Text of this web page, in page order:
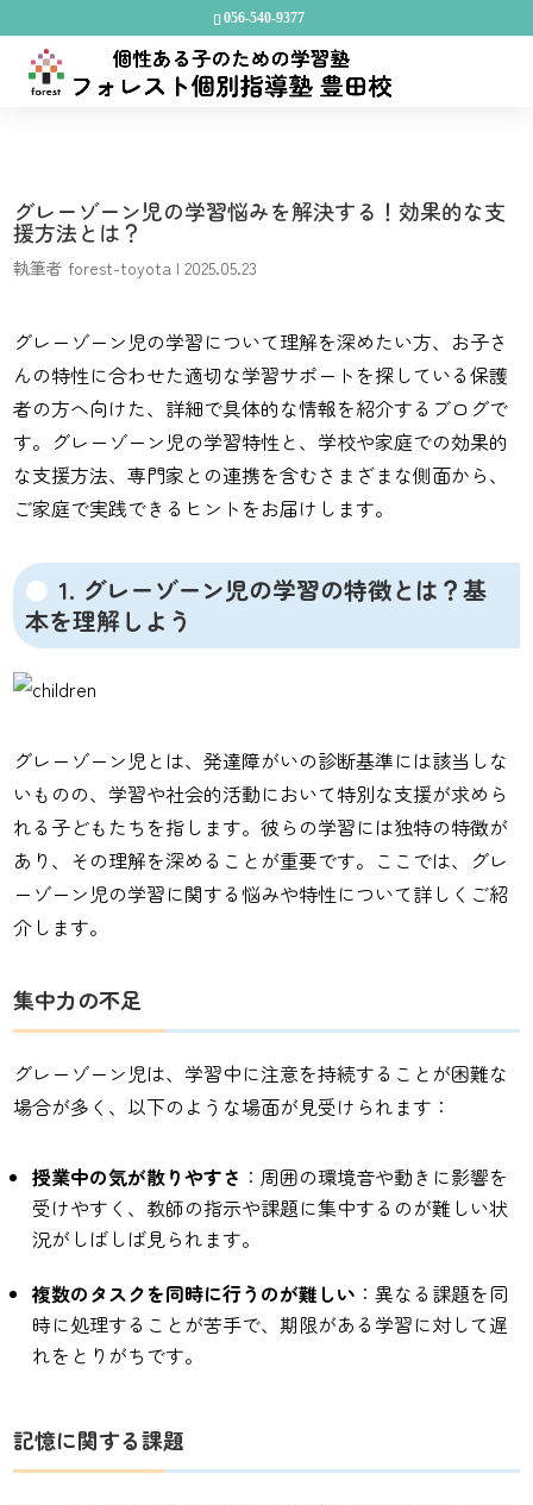
056-540-9377
グレーゾーン児の学習悩みを解決する！効果的な支
援方法とは？
執筆者forest-toyota |2025.05.23
グレーゾーン児の学習について理解を深めたい方、お子さ
んの特性に合わせた適切な学習サポートを探している保護
者の方へ向けた、詳細で具体的な情報を紹介するブログで
す。グレーゾーン児の学習特性と、学校や家庭での効果的
な支援方法、専門家との連携を含むさまざまな側面から、
ご家庭で実践できるヒントをお届けします。
1. グレーゾーン児の学習の特徴とは？基
本を理解しよう
グレーゾーン児とは、発達障がいの診断基準には該当しな
いものの、学習や社会的活動において特別な支援が求めら
れる子どもたちを指します。彼らの学習には独特の特徴が
あり、その理解を深めることが重要です。ここでは、グレ
ーゾーン児の学習に関する悩みや特性について詳しくご紹
介します。
集中力の不足
グレーゾーン児は、学習中に注意を持続することが困難な
場合が多く、以下のような場面が見受けられます：
授業中の気が散りやすさ ：周囲の環境音や動きに影響を
受けやすく、教師の指示や課題に集中するのが難しい状
況がしばしば見られます。
複数のタスクを同時に行うのが難しい ：異なる課題を同
時に処理することが苦手で、期限がある学習に対して遅
れをとりがちです。
記憶に関する課題